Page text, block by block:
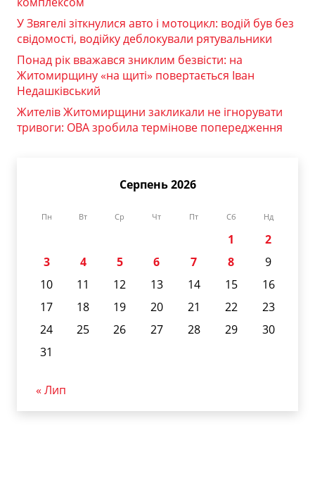
У Звягелі зіткнулися авто і мотоцикл: водій був без
свідомості, водійку деблокували рятувальники
Понад рік вважався зниклим безвісти: на
Житомирщину «на щиті» повертається Іван
Недашківський
Жителів Житомирщини закликали не ігнорувати
тривоги: ОВА зробила термінове попередження
Серпень 2026
Пн Вт Ср Чт Пт Сб Нд
1
2
3
4 5 6 7 8
9
10
11 12 13 14 15
16
17
18 19 20 21 22
23
24
25 26 27 28 29
30
31
« Лип